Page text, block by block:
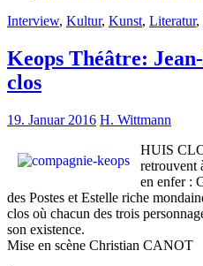
Interview, Kultur, Kunst, Literatur,
Keops Théâtre:
clos
19. Januar 2016 H. Wittmann
HUIS
retrouvent
en enfer :
des Postes et Estelle riche
clos où chacun des trois
son existence.
Mise en scène Christian CANOT